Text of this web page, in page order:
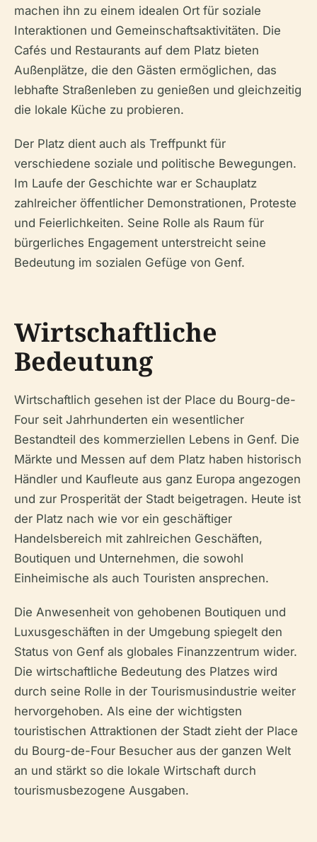
machen ihn zu einem idealen Ort für soziale
Interaktionen und Gemeinschaftsaktivitäten. Die
Cafés und Restaurants auf dem Platz bieten
Außenplätze, die den Gästen ermöglichen, das
lebhafte Straßenleben zu genießen und gleichzeitig
die lokale Küche zu probieren.
Der Platz dient auch als Treffpunkt für
verschiedene soziale und politische Bewegungen.
Im Laufe der Geschichte war er Schauplatz
zahlreicher öffentlicher Demonstrationen, Proteste
und Feierlichkeiten. Seine Rolle als Raum für
bürgerliches Engagement unterstreicht seine
Bedeutung im sozialen Gefüge von Genf.
Wirtschaftliche
Bedeutung
Wirtschaftlich gesehen ist der Place du Bourg-de-
Four seit Jahrhunderten ein wesentlicher
Bestandteil des kommerziellen Lebens in Genf. Die
Märkte und Messen auf dem Platz haben historisch
Händler und Kaufleute aus ganz Europa angezogen
und zur Prosperität der Stadt beigetragen. Heute ist
der Platz nach wie vor ein geschäftiger
Handelsbereich mit zahlreichen Geschäften,
Boutiquen und Unternehmen, die sowohl
Einheimische als auch Touristen ansprechen.
Die Anwesenheit von gehobenen Boutiquen und
Luxusgeschäften in der Umgebung spiegelt den
Status von Genf als globales Finanzzentrum wider.
Die wirtschaftliche Bedeutung des Platzes wird
durch seine Rolle in der Tourismusindustrie weiter
hervorgehoben. Als eine der wichtigsten
touristischen Attraktionen der Stadt zieht der Place
du Bourg-de-Four Besucher aus der ganzen Welt
an und stärkt so die lokale Wirtschaft durch
tourismusbezogene Ausgaben.